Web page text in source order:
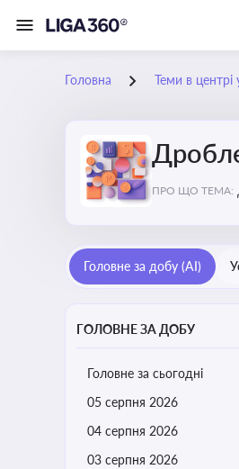
Головна Теми в центрі
ПРО ЩО ТЕМА:
Головне за добу (AI)
ГОЛОВНЕ ЗА ДОБУ
Головне за сьогодні
05 серпня 2026
04 серпня 2026
03 серпня 2026